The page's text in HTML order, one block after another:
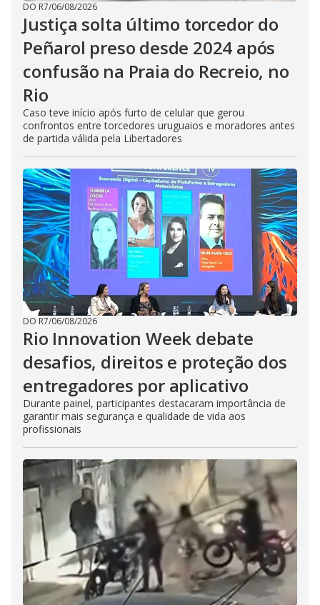
DO R7/06/08/2026
Justiça solta último torcedor do
Peñarol preso desde 2024 após
confusão na Praia do Recreio, no
Rio
Caso teve início após furto de celular que gerou
confrontos entre torcedores uruguaios e moradores antes
de partida válida pela Libertadores
DO R7/06/08/2026
Rio Innovation Week debate
desafios, direitos e proteção dos
entregadores por aplicativo
Durante painel, participantes destacaram importância de
garantir mais segurança e qualidade de vida aos
profissionais